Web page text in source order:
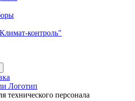
контроль"
Логотип
технического персонала